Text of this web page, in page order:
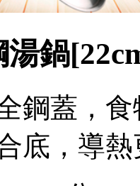
鍋
蓋，
底，導